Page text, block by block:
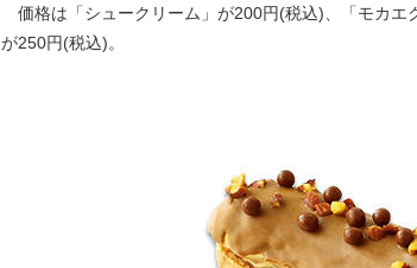
価格は「シュークリーム」が200円(税込)、「モカエ
が250円(税込)。